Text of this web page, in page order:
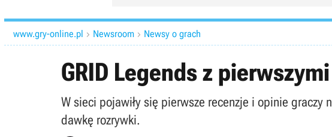
www.gry-online.pl  Newsroom  Newsy o grach
GRID Legends z
W sieci pojawiły się pierwsze recenzje i opinie graczy
dawkę rozrywki.